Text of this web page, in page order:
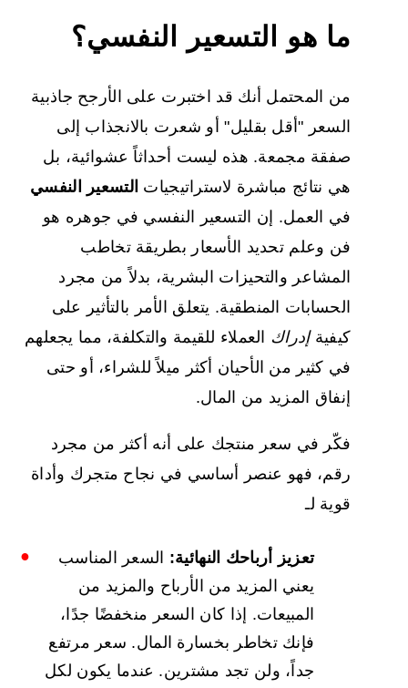
ما هو التسعير النفسي؟
من المحتمل أنك قد اختبرت على الأرجح جاذبية
السعر "أقل بقليل" أو شعرت بالانجذاب إلى
صفقة مجمعة. هذه ليست أحداثاً عشوائية، بل
هي نتائج مباشرة لاستراتيجيات التسعير النفسي
في العمل. إن التسعير النفسي في جوهره هو
فن وعلم تحديد الأسعار بطريقة تخاطب
المشاعر والتحيزات البشرية، بدلاً من مجرد
الحسابات المنطقية. يتعلق الأمر بالتأثير على
كيفيةإدراك العملاء للقيمة والتكلفة، مما يجعلهم
في كثير من الأحيان أكثر ميلاً للشراء، أو حتى
إنفاق المزيد من المال.
فكّر في سعر منتجك على أنه أكثر من مجرد
رقم، فهو عنصر أساسي في نجاح متجرك وأداة
قوية لـ
تعزيز أرباحك النهائية: السعر المناسب
يعني المزيد من الأرباح والمزيد من
المبيعات. إذا كان السعر منخفضًا جدًا،
فإنك تخاطر بخسارة المال. سعر مرتفع
جداً، ولن تجد مشترين. عندما يكون لكل